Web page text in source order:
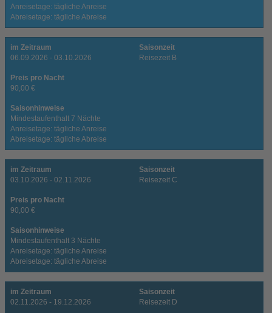
Anreisetage: tägliche Anreise
Abreisetage: tägliche Abreise
im Zeitraum
06.09.2026 - 03.10.2026
Saisonzeit
Reisezeit B
Preis pro Nacht
90,00 €
Saisonhinweise
Mindestaufenthalt 7 Nächte
Anreisetage: tägliche Anreise
Abreisetage: tägliche Abreise
im Zeitraum
03.10.2026 - 02.11.2026
Saisonzeit
Reisezeit C
Preis pro Nacht
90,00 €
Saisonhinweise
Mindestaufenthalt 3 Nächte
Anreisetage: tägliche Anreise
Abreisetage: tägliche Abreise
im Zeitraum
02.11.2026 - 19.12.2026
Saisonzeit
Reisezeit D